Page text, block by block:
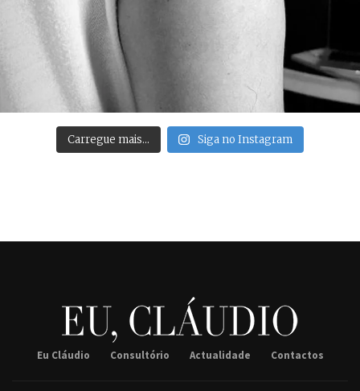
Carregue mais… Siga no Instagram
Eu Cláudio Consultório Actualidade Contactos